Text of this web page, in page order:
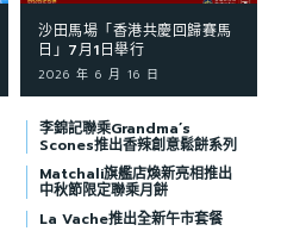
沙田馬場「香港共慶回歸賽馬
日」7月1日舉行
2026 年 6 月 16 日
李錦記聯乘Grandma’s
Scones推出香辣創意鬆餅系列
Matchali旗艦店煥新亮相推出
中秋節限定聯乘月餅
La Vache推出全新午市套餐